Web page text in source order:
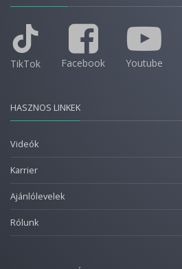
TikTok Facebook Youtube
HASZNOS LINKEK
Videók
Karrier
Ajánlólevelek
Rólunk